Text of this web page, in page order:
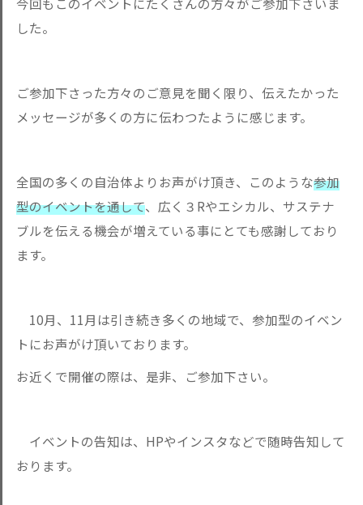
した。
ご参加下さった方々のご意見を聞く限り、伝えたかった
メッセージが多くの方に伝わつたように感じます。
全国の多くの自治体よりお声がけ頂き、このような参加
型のイベントを通して、広く３Rやエシカル、サステナ
ブルを伝える機会が増えている事にとても感謝しており
ます。
10月、11月は引き続き多くの地域で、参加型のイベン
トにお声がけ頂いております。
お近くで開催の際は、是非、ご参加下さい。
イベントの告知は、HPやインスタなどで随時告知して
おります。